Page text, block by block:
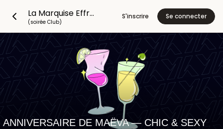
La Marquise Effrontée
(soirée Club)
S'inscrire Se connecter
ANNIVERSAIRE DE MAËVA — CHIC & SEXY